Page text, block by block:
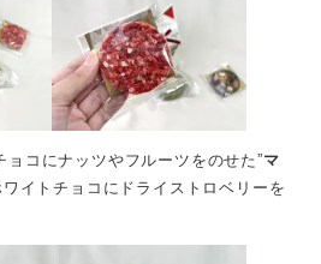
コにナッツやフルーツをのせた”マ
ワイトチョコにドライストロベリーを